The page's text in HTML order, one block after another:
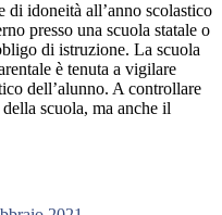
di idoneità all’anno scolastico
presso una scuola statale o
di istruzione. La scuola
è tenuta a vigilare
dell’alunno. A controllare
scuola, ma anche il